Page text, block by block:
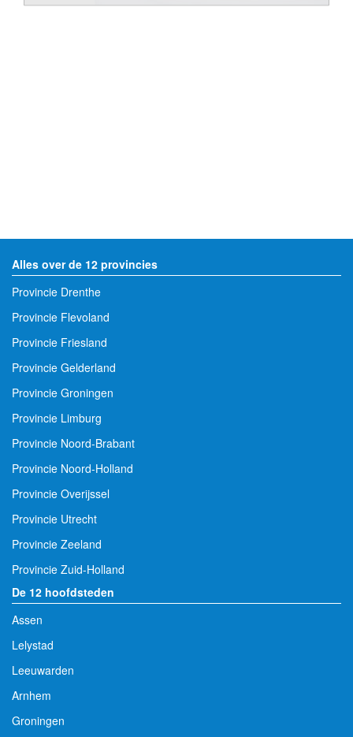
Alles over de 12 provincies
Provincie Drenthe
Provincie Flevoland
Provincie Friesland
Provincie Gelderland
Provincie Groningen
Provincie Limburg
Provincie Noord-Brabant
Provincie Noord-Holland
Provincie Overijssel
Provincie Utrecht
Provincie Zeeland
Provincie Zuid-Holland
De 12 hoofdsteden
Assen
Lelystad
Leeuwarden
Arnhem
Groningen